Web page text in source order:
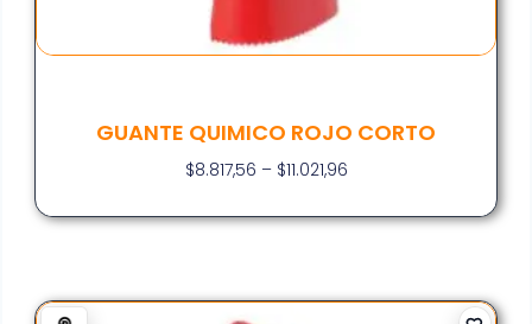
GUANTE QUIMICO ROJO CORTO
$8.817,56 – $11.021,96